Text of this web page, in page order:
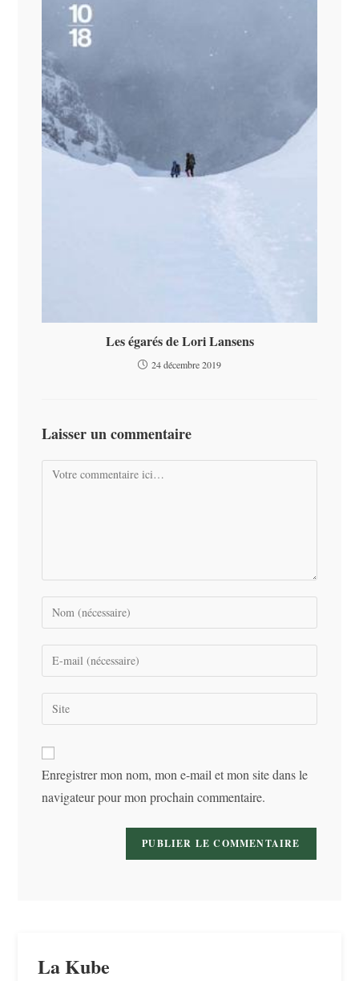
Les égarés de Lori Lansens
24 décembre 2019
Laisser un commentaire
Comment
Enter
your
name
comment
Enter
your
email
address
Saisir
l’URL
votre
site
(facultatif)
Enregistrer mon nom, mon e-mail et mon site dans le
navigateur pour mon prochain commentaire.
La Kube